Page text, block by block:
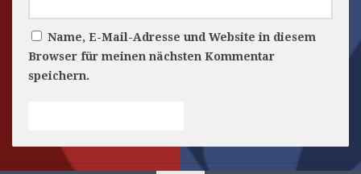
Name, E-Mail-Adresse und Website in diesem
Browser für meinen nächsten Kommentar
speichern.